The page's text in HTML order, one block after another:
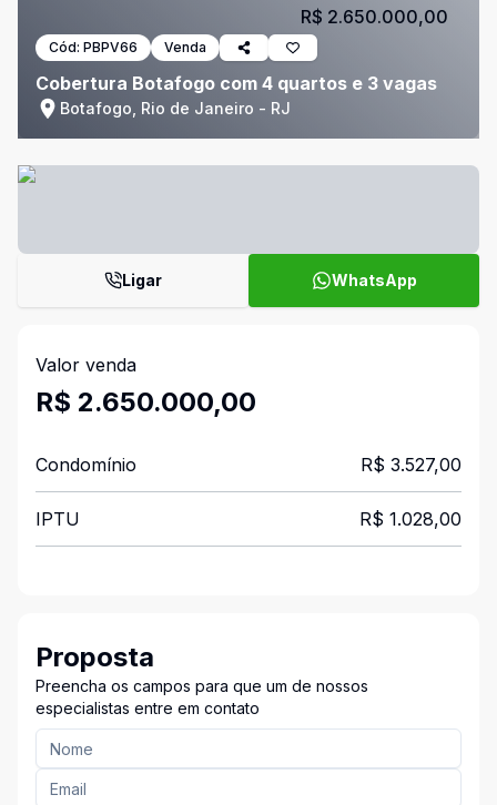
Cód: PBPV66 Venda
Cobertura Botafogo com 4 quartos e 3 vagas
Botafogo, Rio de Janeiro - RJ
R$ 2.650.000,00
Ligar WhatsApp
Valor venda
R$ 2.650.000,00
Condomínio R$ 3.527,00
IPTU R$ 1.028,00
Proposta
Preencha os campos para que um de nossos
especialistas entre em contato